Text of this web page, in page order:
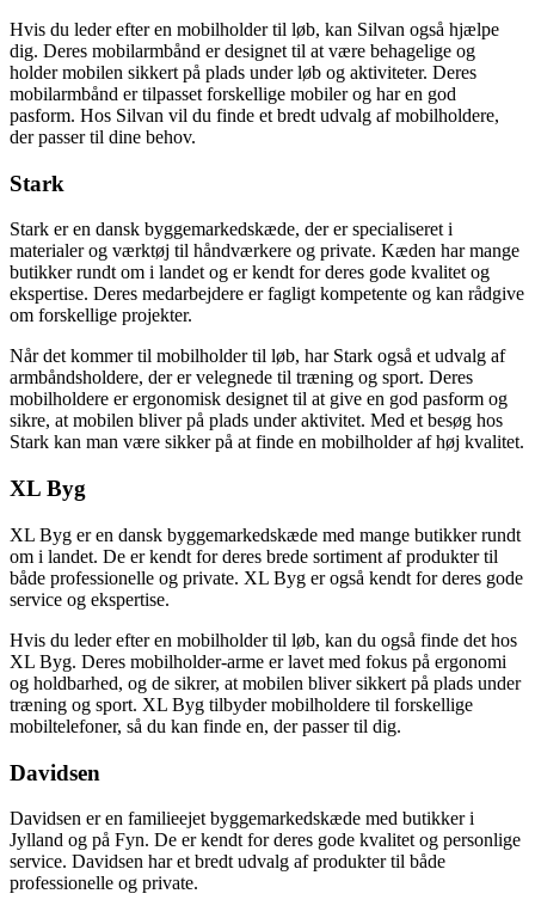
Hvis du leder efter en mobilholder til løb, kan Silvan også hjælpe
dig. Deres mobilarmbånd er designet til at være behagelige og
holder mobilen sikkert på plads under løb og aktiviteter. Deres
mobilarmbånd er tilpasset forskellige mobiler og har en god
pasform. Hos Silvan vil du finde et bredt udvalg af mobilholdere,
der passer til dine behov.
Stark
Stark er en dansk byggemarkedskæde, der er specialiseret i
materialer og værktøj til håndværkere og private. Kæden har mange
butikker rundt om i landet og er kendt for deres gode kvalitet og
ekspertise. Deres medarbejdere er fagligt kompetente og kan rådgive
om forskellige projekter.
Når det kommer til mobilholder til løb, har Stark også et udvalg af
armbåndsholdere, der er velegnede til træning og sport. Deres
mobilholdere er ergonomisk designet til at give en god pasform og
sikre, at mobilen bliver på plads under aktivitet. Med et besøg hos
Stark kan man være sikker på at finde en mobilholder af høj kvalitet.
XL Byg
XL Byg er en dansk byggemarkedskæde med mange butikker rundt
om i landet. De er kendt for deres brede sortiment af produkter til
både professionelle og private. XL Byg er også kendt for deres gode
service og ekspertise.
Hvis du leder efter en mobilholder til løb, kan du også finde det hos
XL Byg. Deres mobilholder-arme er lavet med fokus på ergonomi
og holdbarhed, og de sikrer, at mobilen bliver sikkert på plads under
træning og sport. XL Byg tilbyder mobilholdere til forskellige
mobiltelefoner, så du kan finde en, der passer til dig.
Davidsen
Davidsen er en familieejet byggemarkedskæde med butikker i
Jylland og på Fyn. De er kendt for deres gode kvalitet og personlige
service. Davidsen har et bredt udvalg af produkter til både
professionelle og private.